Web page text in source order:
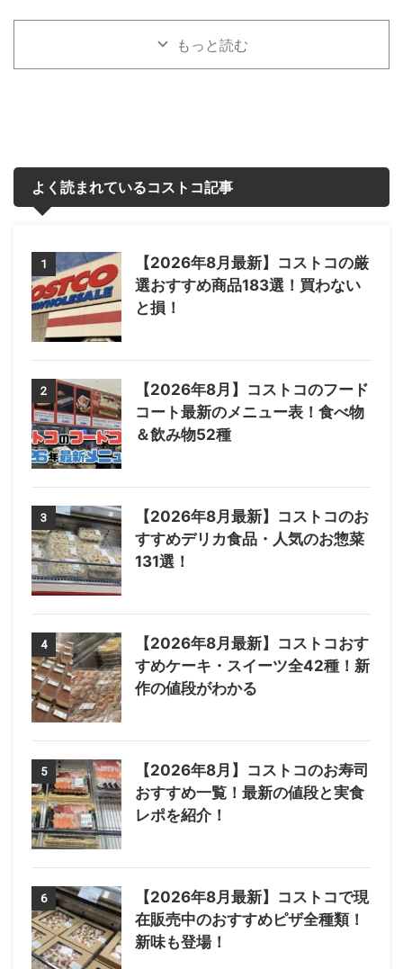
もっと読む
よく読まれているコストコ記事
1
【2026年8月最新】コストコの厳
選おすすめ商品183選！買わない
と損！
2
【2026年8月】コストコのフード
コート最新のメニュー表！食べ物
＆飲み物52種
3
【2026年8月最新】コストコのお
すすめデリカ食品・人気のお惣菜
131選！
4
【2026年8月最新】コストコおす
すめケーキ・スイーツ全42種！新
作の値段がわかる
5
【2026年8月】コストコのお寿司
おすすめ一覧！最新の値段と実食
レポを紹介！
6
【2026年8月最新】コストコで現
在販売中のおすすめピザ全種類！
新味も登場！